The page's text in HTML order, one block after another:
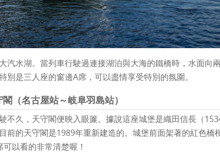
汽水湖。當列車行駛過連接湖泊與大海的鐵橋時，水面向
別是三人座的窗邊A席，可以盡情享受特別的氛圍。
（名古屋站～岐阜羽島站）
不久，天守閣便映入眼簾。據說這座城堡是織田信長（
前的天守閣是1989年重新建造的。城堡前面架著的紅色橋
以看的非常清楚喔！